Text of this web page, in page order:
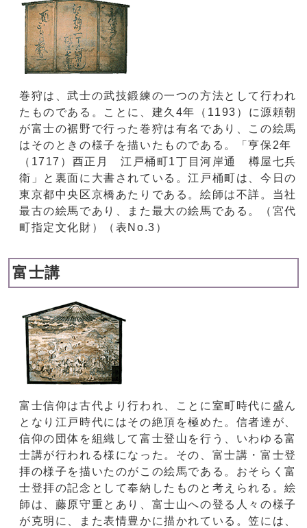
巻狩は、武士の武技鍛練の一つの方法として行われ
たものである。ことに、建久4年（1193）に源頼朝
が富士の裾野で行った巻狩は有名であり、この絵馬
はそのときの様子を描いたものである。「亨保2年
（1717）酉正月 江戸桶町1丁目河岸通 樽屋七兵
衛」と裏面に大書されている。江戸桶町は、今日の
東京都中央区京橋あたりである。絵師は不詳。当社
最古の絵馬であり、また最大の絵馬である。（宮代
町指定文化財）（表No.3）
富士講
富士信仰は古代より行われ、ことに室町時代に盛ん
となり江戸時代にはその絶頂を極めた。信者達が、
信仰の団体を組織して富士登山を行う、いわゆる富
士講が行われる様になった。その、富士講・富士登
拝の様子を描いたのがこの絵馬である。おそらく富
士登拝の記念として奉納したものと考えられる。絵
師は、藤原守重とあり、富士山への登る人々の様子
が克明に、また表情豊かに描かれている。笠には、